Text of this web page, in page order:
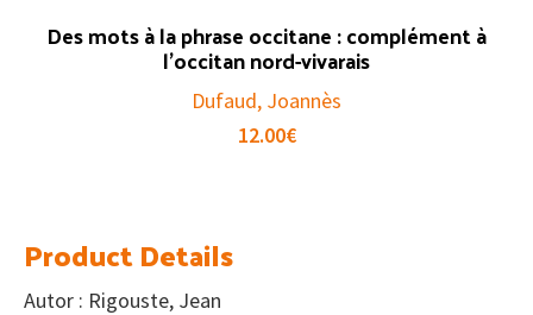
Des mots à la phrase occitane : complément à
l’occitan nord-vivarais
Dufaud, Joannès
12.00€
Product Details
Autor : Rigouste, Jean